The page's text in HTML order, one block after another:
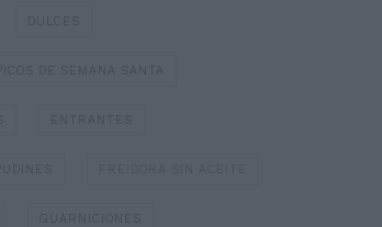
DE SEMANA SANTA
ENTRANTES
FREIDORA SIN ACEITE
GUARNICIONES